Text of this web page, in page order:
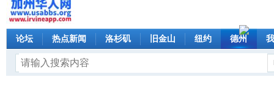
论坛 热点新闻 洛杉矶 旧金山 纽约 德州